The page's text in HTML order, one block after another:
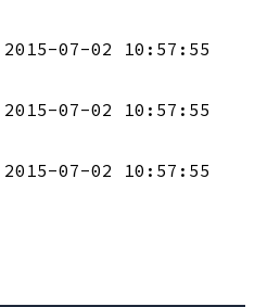
2015-07-02 10:57:55
2015-07-02 10:57:55
2015-07-02 10:57:55